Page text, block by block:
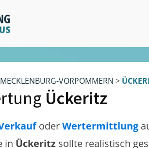
MECKLENBURG-VORPOMMERN >
Ückeritz
oderWertermittlung
in Ückeritz sollte realistisch